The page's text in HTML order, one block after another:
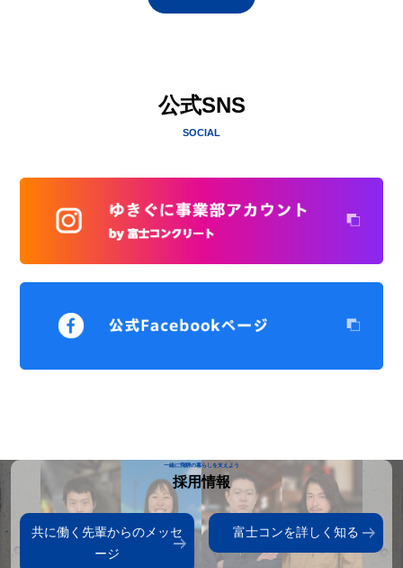
公式SNS
SOCIAL
一緒に飛騨の暮らしを支えよう
採用情報
共に働く先輩からのメッセ
ージ
富士コンを詳しく知る